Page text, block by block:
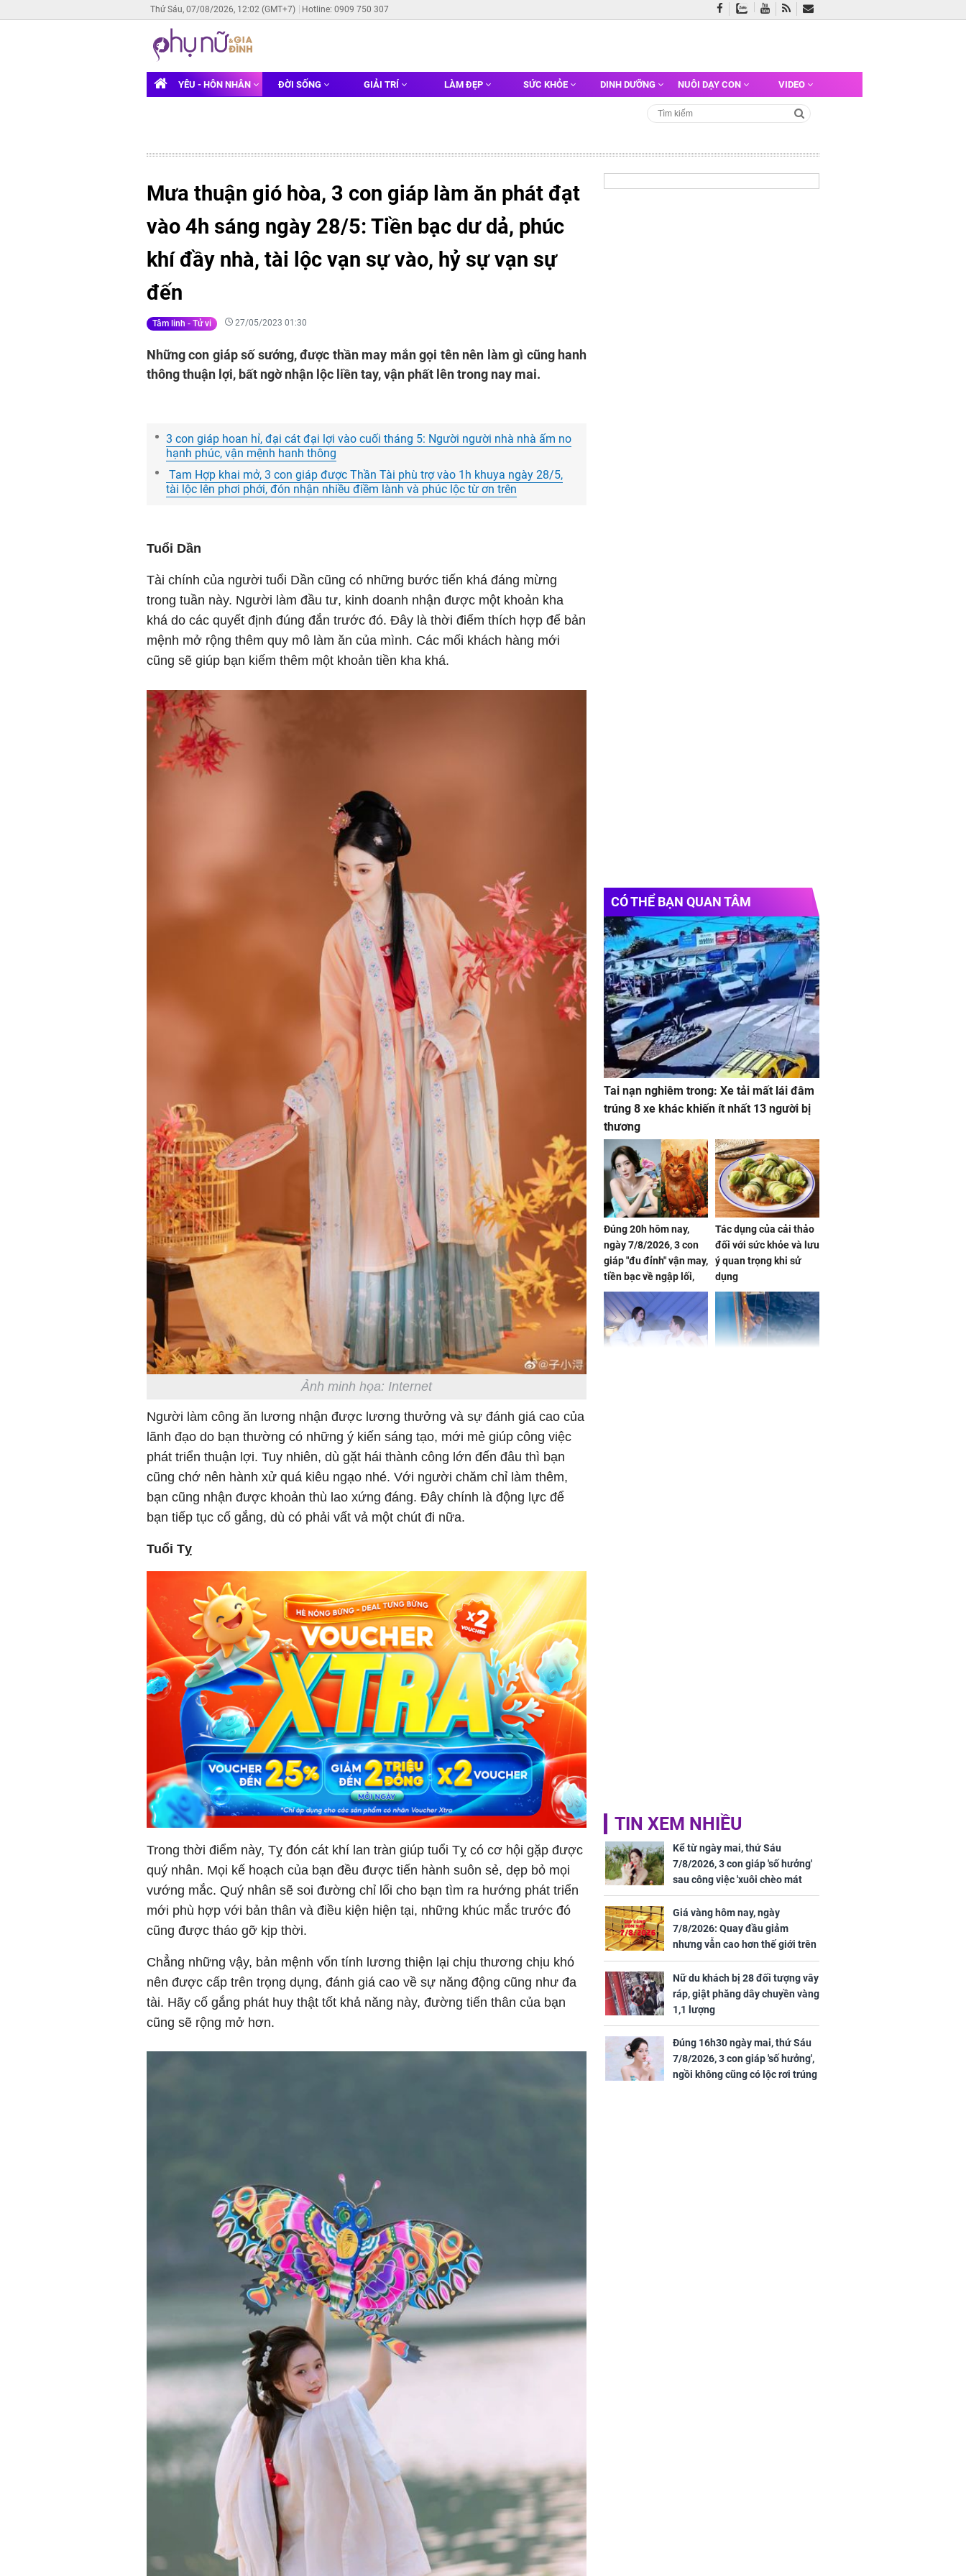
Thứ Sáu, 07/08/2026, 12:02 (GMT+7) Hotline: 0909 750 307
YÊU - HÔN NHÂN ĐỜI SỐNG GIẢI TRÍ LÀM ĐẸP SỨC KHỎE DINH DƯỠNG NUÔI DẠY CON VIDEO
Mưa thuận gió hòa, 3 con giáp làm ăn phát đạt
vào 4h sáng ngày 28/5: Tiền bạc dư dả, phúc
khí đầy nhà, tài lộc vạn sự vào, hỷ sự vạn sự
đến
Tâm linh - Tử vi 27/05/2023 01:30
Những con giáp số sướng, được thần may mắn gọi tên nên làm gì cũng hanh
thông thuận lợi, bất ngờ nhận lộc liền tay, vận phất lên trong nay mai.
3 con giáp hoan hỉ, đại cát đại lợi vào cuối tháng 5: Người người nhà nhà ấm no
hạnh phúc, vận mệnh hanh thông
Tam Hợp khai mở, 3 con giáp được Thần Tài phù trợ vào 1h khuya ngày 28/5,
tài lộc lên phơi phới, đón nhận nhiều điềm lành và phúc lộc từ ơn trên
Tuổi Dần
Tài chính của người tuổi Dần cũng có những bước tiến khá đáng mừng
trong tuần này. Người làm đầu tư, kinh doanh nhận được một khoản kha
khá do các quyết định đúng đắn trước đó. Đây là thời điểm thích hợp để bản
mệnh mở rộng thêm quy mô làm ăn của mình. Các mối khách hàng mới
cũng sẽ giúp bạn kiếm thêm một khoản tiền kha khá.
Ảnh minh họa: Internet
Người làm công ăn lương nhận được lương thưởng và sự đánh giá cao của
lãnh đạo do bạn thường có những ý kiến sáng tạo, mới mẻ giúp công việc
phát triển thuận lợi. Tuy nhiên, dù gặt hái thành công lớn đến đâu thì bạn
cũng chớ nên hành xử quá kiêu ngạo nhé. Với người chăm chỉ làm thêm,
bạn cũng nhận được khoản thù lao xứng đáng. Đây chính là động lực để
bạn tiếp tục cố gắng, dù có phải vất vả một chút đi nữa.
Tuổi Tỵ
Trong thời điểm này, Tỵ đón cát khí lan tràn giúp tuổi Tỵ có cơ hội gặp được
quý nhân. Mọi kế hoạch của bạn đều được tiến hành suôn sẻ, dẹp bỏ mọi
vướng mắc. Quý nhân sẽ soi đường chỉ lối cho bạn tìm ra hướng phát triển
mới phù hợp với bản thân và điều kiện hiện tại, những khúc mắc trước đó
cũng được tháo gỡ kịp thời.
Chẳng những vậy, bản mệnh vốn tính lương thiện lại chịu thương chịu khó
nên được cấp trên trọng dụng, đánh giá cao về sự năng động cũng như đa
tài. Hãy cố gắng phát huy thật tốt khả năng này, đường tiến thân của bạn
cũng sẽ rộng mở hơn.
CÓ THỂ BẠN QUAN TÂM
Tai nạn nghiêm trong: Xe tải mất lái đâm
trúng 8 xe khác khiến ít nhất 13 người bị
thương
Đúng 20h hôm nay,
ngày 7/8/2026, 3 con
giáp "đu đỉnh" vận may,
tiền bạc về ngập lối,
đón lộc ấm no, tình
tiền viên mãn
Tác dụng của cải thảo
đối với sức khỏe và lưu
ý quan trọng khi sử
dụng
TIN XEM NHIỀU
Kể từ ngày mai, thứ Sáu
7/8/2026, 3 con giáp 'số hưởng'
sau công việc 'xuôi chèo mát
mái', tiền tài 'thu về như nước',
tình duyên viên mãn
Giá vàng hôm nay, ngày
7/8/2026: Quay đầu giảm
nhưng vẫn cao hơn thế giới trên
7 triệu đồng
Nữ du khách bị 28 đối tượng vây
ráp, giật phăng dây chuyền vàng
1,1 lượng
Đúng 16h30 ngày mai, thứ Sáu
7/8/2026, 3 con giáp 'số hưởng',
ngồi không cũng có lộc rơi trúng